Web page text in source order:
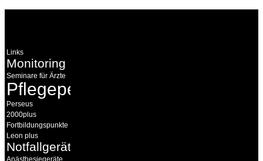
Links
Monitoring
Seminare für Ärzte
Pflegepersonal
Perseus
2000plus
Fortbildungspunkte
Leon plus
Notfallgeräte
Anästhesiegeräte